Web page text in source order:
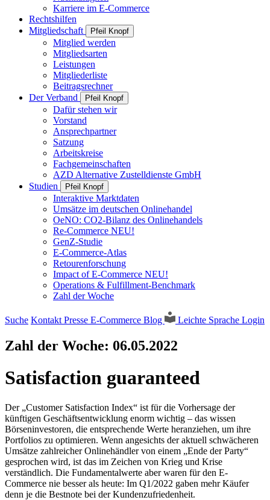
Karriere im E-Commerce
Rechtshilfen
Mitgliedschaft
Pfeil Knopf
Mitglied werden
Mitgliedsarten
Leistungen
Mitgliederliste
Beitragsrechner
Der Verband
Pfeil Knopf
Dafür stehen wir
Vorstand
Ansprechpartner
Satzung
Arbeitskreise
Fachgemeinschaften
AZD Alternative Zustelldienste GmbH
Studien
Pfeil Knopf
Interaktive Marktdaten
Umsätze im deutschen Onlinehandel
OeNO: CO2-Bilanz des Onlinehandels
Re-Commerce NEU!
GenZ-Studie
E-Commerce-Atlas
Retourenforschung
Impact of E-Commerce NEU!
Operations & Fulfillment-Benchmark
Zahl der Woche
Suche Kontakt Presse E-Commerce Blog Leichte Sprache Login
Zahl der Woche: 06.05.2022
Satisfaction guaranteed
Der „Customer Satisfaction Index“ ist für die Vorhersage der
künftigen Geschäftsentwicklung enorm wichtig – das wissen
Börseninvestoren, die entsprechende Werte heranziehen, um ihre
Portfolios zu optimieren. Wenn angesichts der aktuell schwächeren
Umsätze zahlreicher Onlinehändler von einem „Ende der Party“
gesprochen wird, ist das im Zeichen von Krieg und Krise
verständlich. Die Fundamentalwerte aber waren für den E-
Commerce nie besser als heute: Im Q1/2022 gaben mehr Käufer
denn je die Bestnote bei der Kundenzufriedenheit.